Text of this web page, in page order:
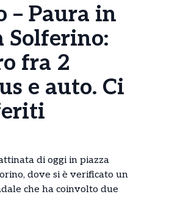
– Paura in
Solferino:
fra 2
e auto. Ci
di oggi in piazza
dove si è verificato un
che ha coinvolto due